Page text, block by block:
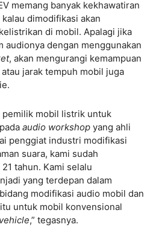
memang banyak kekhawatiran
dimodifikasi akan
di mobil. Apalagi jika
audionya dengan menggunakan
, akan mengurangi kemampuan
atau jarak tempuh mobil juga
pemilik mobil listrik untuk
audio workshop yang ahli
penggiat industri modifikasi
suara, kami sudah
tahun. Kami selalu
yang terdepan dalam
modifikasi audio mobil dan
untuk mobil konvensional
,” tegasnya.